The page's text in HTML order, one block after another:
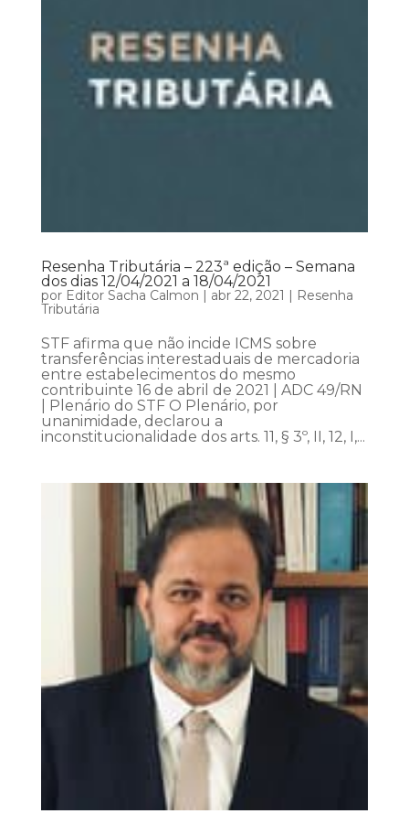
Resenha Tributária – 223ª edição – Semana
dos dias 12/04/2021 a 18/04/2021
por Editor Sacha Calmon | abr 22, 2021 | Resenha
Tributária
STF afirma que não incide ICMS sobre
transferências interestaduais de mercadoria
entre estabelecimentos do mesmo
contribuinte 16 de abril de 2021 | ADC 49/RN
| Plenário do STF O Plenário, por
unanimidade, declarou a
inconstitucionalidade dos arts. 11, § 3º, II, 12, I,...